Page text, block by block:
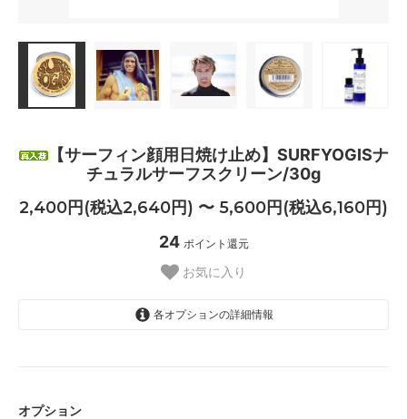
【サーフィン顔用日焼け止め】SURFYOGISナ
チュラルサーフスクリーン/30g
2,400円(税込2,640円) 〜 5,600円(税込6,160円)
24 ポイント還元
お気に入り
各オプションの詳細情報
オプション